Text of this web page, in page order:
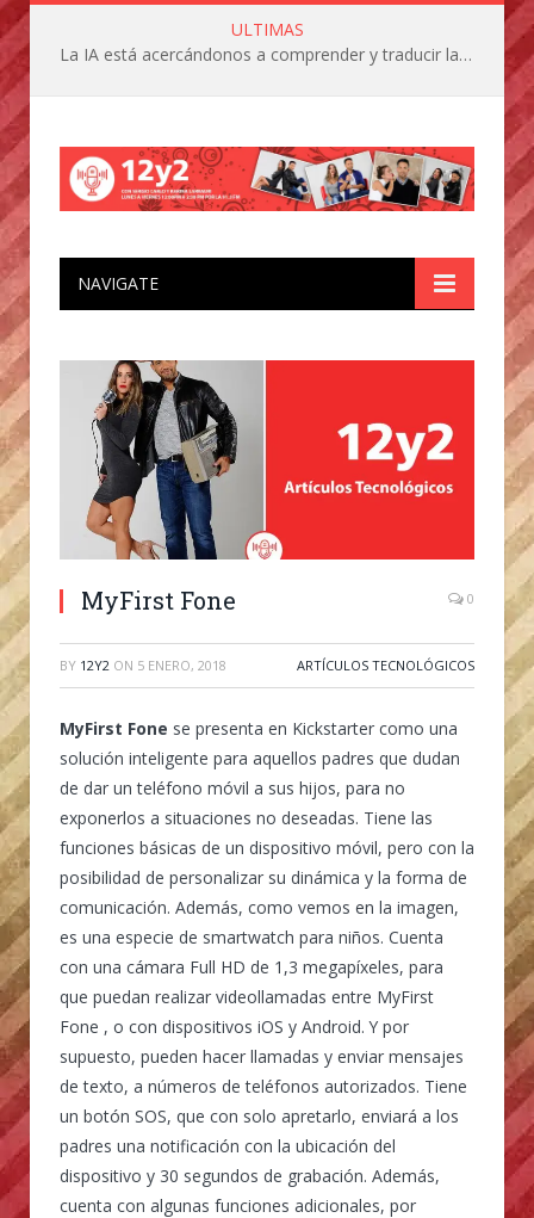
ULTIMAS
La IA está acercándonos a comprender y traducir las vocalizaciones y comportamientos de nuestras mascotas
NAVIGATE
MyFirst Fone 0
BY 12Y2 ON 5 ENERO, 2018 ARTÍCULOS TECNOLÓGICOS
MyFirst Fone se presenta en Kickstarter como una
solución inteligente para aquellos padres que dudan
de dar un teléfono móvil a sus hijos, para no
exponerlos a situaciones no deseadas. Tiene las
funciones básicas de un dispositivo móvil, pero con la
posibilidad de personalizar su dinámica y la forma de
comunicación. Además, como vemos en la imagen,
es una especie de smartwatch para niños. Cuenta
con una cámara Full HD de 1,3 megapíxeles, para
que puedan realizar videollamadas entre MyFirst
Fone , o con dispositivos iOS y Android. Y por
supuesto, pueden hacer llamadas y enviar mensajes
de texto, a números de teléfonos autorizados. Tiene
un botón SOS, que con solo apretarlo, enviará a los
padres una notificación con la ubicación del
dispositivo y 30 segundos de grabación. Además,
cuenta con algunas funciones adicionales, por